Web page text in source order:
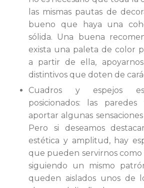
las mismas pautas de
bueno que haya una
sólida. Una buena
exista una paleta de color
a partir de ella,
distintivos que doten de
Cuadros y espejos
posicionados: las
aportar algunas
Pero si deseamos
estética y amplitud, hay
que pueden servirnos como
siguiendo un mismo
queden aislados unos de